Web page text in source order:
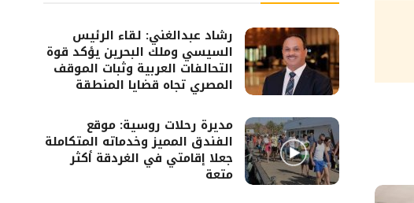
رشاد عبدالغني: لقاء الرئيس
السيسي وملك البحرين يؤكد قوة
التحالفات العربية وثبات الموقف
المصري تجاه قضايا المنطقة
مديرة رحلات روسية: موقع
الفندق المميز وخدماته المتكاملة
جعلا إقامتي في الغردقة أكثر
متعة